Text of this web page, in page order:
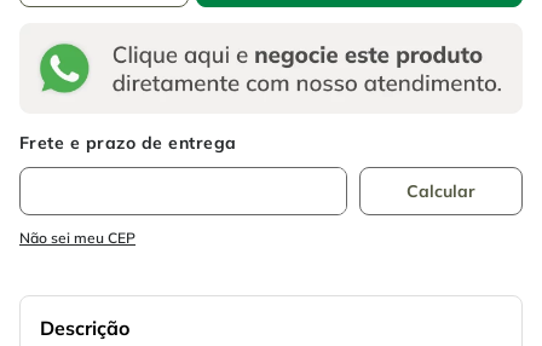
Não sei meu CEP
Descrição